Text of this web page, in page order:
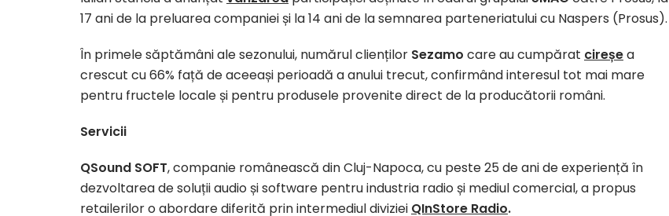
17 ani de la preluarea companiei și la 14 ani de la semnarea parteneriatului cu Naspers (Prosus).
În primele săptămâni ale sezonului, numărul clienților Sezamo care au cumpărat cireșea
crescut cu 66% față de aceeași perioadă a anului trecut, confirmând interesul tot mai mare
pentru fructele locale și pentru produsele provenite direct de la producătorii români.
Servicii
QSound SOFT, companie românească din Cluj-Napoca, cu peste 25 de ani de experiență în
dezvoltarea de soluții audio și software pentru industria radio și mediul comercial, a propus
retailerilor o abordare diferită prin intermediul diviziei QInStore Radio.